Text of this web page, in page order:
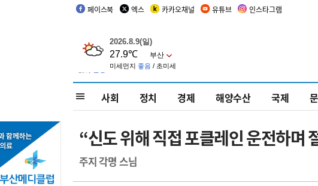
페이스북 엑스 카카오채널 유튜브 인스타그램
사회 정치 경제 해양수산 국제
“신도 위해 직접 포클레인 운전하며
주지 각명 스님